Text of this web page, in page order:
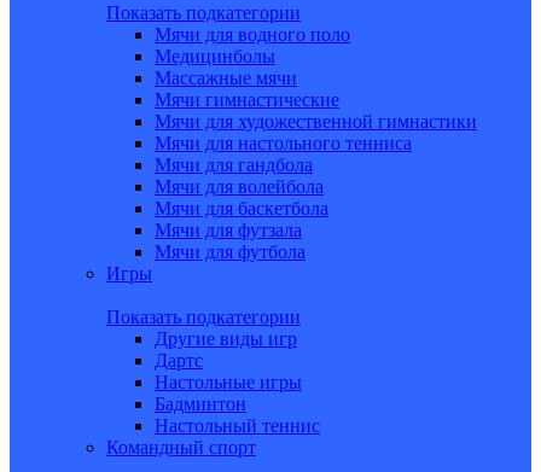
Показать подкатегории
Мячи для водного поло
Медицинболы
Массажные мячи
Мячи гимнастические
Мячи для художественной гимнастики
Мячи для настольного тенниса
Мячи для гандбола
Мячи для волейбола
Мячи для баскетбола
Мячи для футзала
Мячи для футбола
Игры
Показать подкатегории
Другие виды игр
Дартс
Настольные игры
Бадминтон
Настольный теннис
Командный спорт